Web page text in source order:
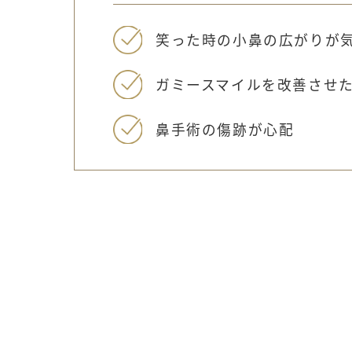
笑った時の小鼻の広がりが
ガミースマイルを改善させ
鼻手術の傷跡が心配